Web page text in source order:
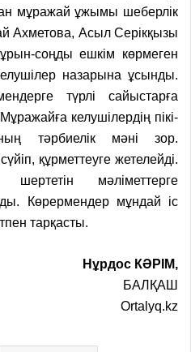
мұражай ұжымы шеберлік
Ахметова, Асыл Серікқызы
соңды ешкім көрмеген
назарына ұсынды.
түрлі сайыс­тарға
келушілердің пікі­
тәрбие­лік мәні зор.
құрметтеуге жетелейді.
мәліметтерге
Көрер­мендер мұндай іс
тарқасты.
Нұрдос КӘРІМ,
БАЛҚАШ
Ortalyq.kz